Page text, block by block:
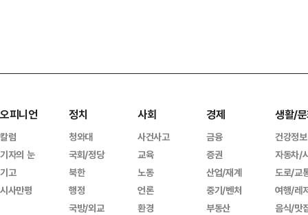
오피니언
칼럼
기자의 눈
기고
시사만평
정치
청와대
국회/정당
북한
행정
국방/외교
사회
사건사고
교육
노동
언론
환경
경제
금융
증권
산업/재계
중기/벤처
부동산
생활/
건강정보
자동차/
도로/교
여행/레
음식/맛